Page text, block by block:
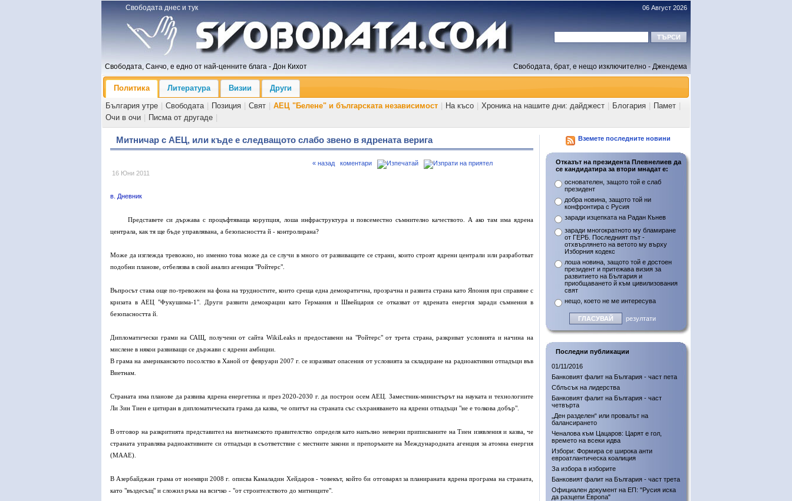
Свободата днес и тук 06 Август 2026
Свободата, Санчо, е едно от най-ценните блага - Дон Кихот Свободата, брат, е нещо изключително - Джендема
Политика Литература Визии
Други
България утре
Свободата Позиция Свят АЕЦ "Белене" и българската независимост На късо Хроника на нашите дни: дайджест Блогария Памет
Очи в очи
Писма от другаде
Митничар с АЕЦ, или къде е следващото слабо звено в ядрената верига
16 Юни 2011
« назад коментари
в. Дневник
Представете си държава с процъфтяваща корупция, лоша инфраструктура и повсеместно съмнително качеството. А ако там има ядрена
централа, как тя ще бъде управлявана, а безопасността й - контролирана?
Може да изглежда тревожно, но именно това може да се случи в много от развиващите се страни, които строят ядрени централи или разработват
подобни планове, отбелязва в свой анализ агенция "Ройтерс".
Въпросът става още по-тревожен на фона на трудностите, които среща една демократична, прозрачна и развита страна като Япония при справяне с
кризата в АЕЦ "Фукушима-1". Други развити демокрации като Германия и Швейцария се отказват от ядрената енергия заради съмнения в
безопасността й.
Дипломатически грами на САЩ, получени от сайта WikiLeaks и предоставени на "Ройтерс" от трета страна, разкриват условията и начина на
мислене в някои развиващи се държави с ядрени амбиции.
В грама на американското посолство в Ханой от февруари 2007 г. се изразяват опасения от условията за складиране на радиоактивни отпадъци във
Виетнам.
Страната има планове да развива ядрена енергетика и през 2020-2030 г. да построи осем АЕЦ. Заместник-министърът на науката и технологиите
Ли Зин Тиен е цитиран в дипломатическата грама да казва, че опитът на страната със съхраняването на ядрени отпадъци "не е толкова добър".
В отговор на разкритията представител на виетнамското правителство определя като напълно неверни приписваните на Тиен изявления и казва, че
страната управлява радиоактивните си отпадъци в съответствие с местните закони и препоръките на Международната агенция за атомна енергия
(МААЕ).
В Азербайджан грама от ноември 2008 г. описва Камаладин Хейдаров - човекът, който би отговарял за планираната ядрена програма на страната,
като "въздесъщ" и сложил ръка на всичко - "от строителството до митниците".
Вземете последните новини
Отказът на президента Плевнелиев да
се кандидатира за втори мнадат е:
основателен, защото той е слаб
президент
добра новина, защото той ни
конфронтира с Русия
заради изцепката на Радан Кънев
заради многократното му бламиране
от ГЕРБ. Последният път -
отхвърлянето на ветото му върху
Изборния кодекс
лоша новина, защото той е достоен
президент и притежава визия за
развитието на България и
приобщаването й към цивилизования
свят
нещо, което не ме интересува
резултати
Последни публикации
01/11/2016
Банковият фалит на България - част пета
Сблъсък на лидерства
Банковият фалит на България - част
четвърта
„Ден разделен“ или провалът на
балансирането
Ченалова към Цацаров: Царят е гол,
времето на всеки идва
Избори: Формира се широка анти
евроатлантическа коалиция
За избора в изборите
Банковият фалит на България - част трета
Официален документ на ЕП: "Русия иска
да разцепи Европа"